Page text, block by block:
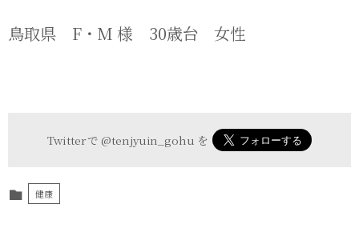
鳥取県 F・M 様 30歳台 女性
Twitter で@tenjyuin_gohu を
健康